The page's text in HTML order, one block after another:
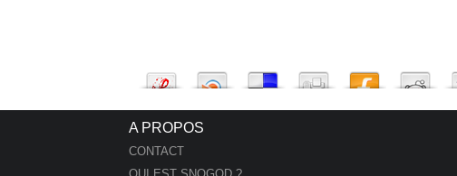
A PROPOS
CONTACT